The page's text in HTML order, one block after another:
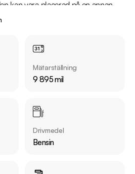
kan vara placerad på en annan
Mätarställning
9 895 mil
Drivmedel
Bensin